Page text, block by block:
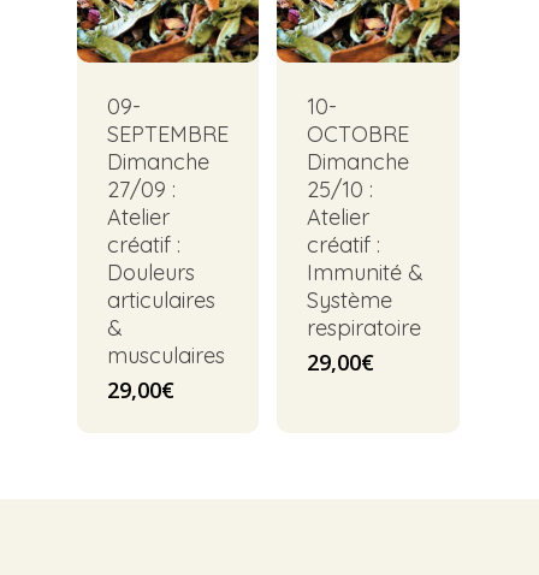
09-
SEPTEMBRE
Dimanche
27/09 :
Atelier
créatif :
Douleurs
articulaires
&
musculaires
29,00€
10-
OCTOBRE
Dimanche
25/10 :
Atelier
créatif :
Immunité &
Système
respiratoire
29,00€